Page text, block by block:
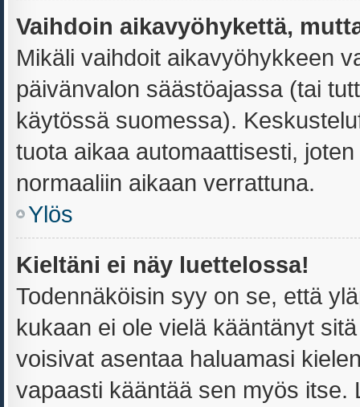
Vaihdoin aikavyöhykettä,
Mikäli vaihdoit aikavyöhykkeen
päivänvalon säästöajassa (tai
käytössä suomessa).
tuota aikaa automaattisesti,
normaaliin aikaan verrattuna.
Ylös
Kieltäni ei näy luettelossa!
Todennäköisin syy on se, että
kukaan ei ole vielä kääntänyt
voisivat asentaa haluamasi
vapaasti kääntää sen myös itse.